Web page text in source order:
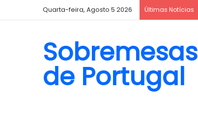
Quarta-feira, Agosto 5 2026 Últimas Notícias
Sobremesas
de Portugal